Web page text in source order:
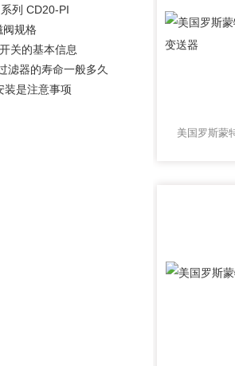
列 CD20-PI
阀规格
关的基本信息
滤器的寿命一般多久
装是注意事项